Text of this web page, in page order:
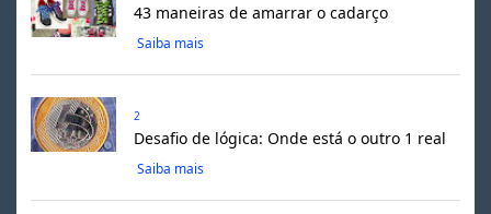
43 maneiras de amarrar o cadarço
Saiba mais
2
Desafio de lógica: Onde está o outro 1 real
Saiba mais